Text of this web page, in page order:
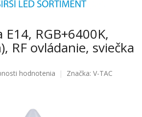
E14, RGB+6400K,
RF ovládanie, sviečka
hodnotenia Značka: V-TAC